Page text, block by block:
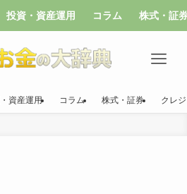
投資・資産運用 コラム 株式・証
資産運用 コラム 株式・証券 クレ